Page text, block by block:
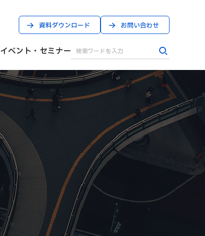
資料ダウンロード お問い合わせ
イベント・セミナー